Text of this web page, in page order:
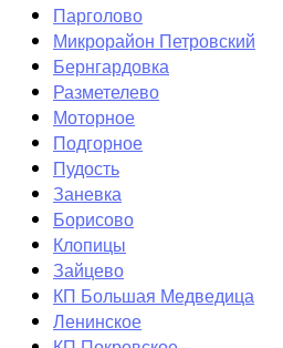
Парголово
Микрорайон Петровский
Бернгардовка
Разметелево
Моторное
Подгорное
Пудость
Заневка
Борисово
Клопицы
Зайцево
КП Большая Медведица
Ленинское